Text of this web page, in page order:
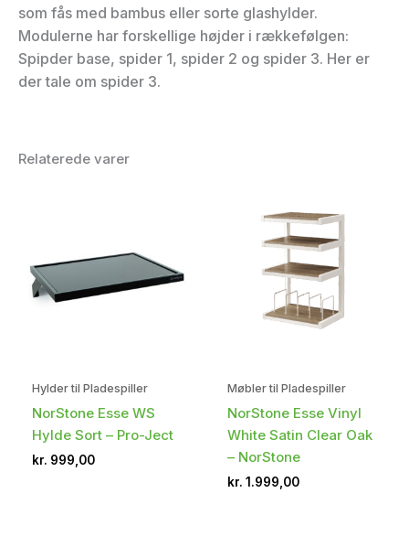
som fås med bambus eller sorte glashylder.
Modulerne har forskellige højder i rækkefølgen:
Spipder base, spider 1, spider 2 og spider 3. Her er
der tale om spider 3.
Relaterede varer
Hylder til Pladespiller
NorStone Esse WS
Hylde Sort – Pro-Ject
kr. 999,00
Møbler til Pladespiller
NorStone Esse Vinyl
White Satin Clear Oak
– NorStone
kr. 1.999,00